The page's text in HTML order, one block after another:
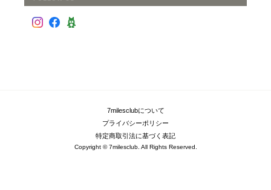
7milesclubについて
プライバシーポリシー
特定商取引法に基づく表記
Copyright © 7milesclub. All Rights Reserved.